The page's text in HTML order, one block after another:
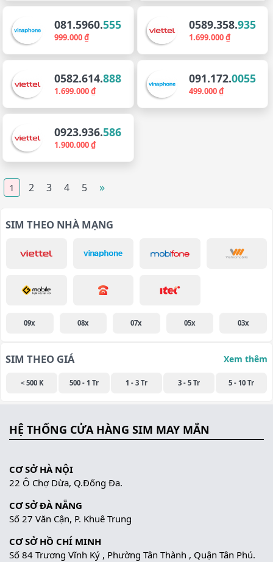
081.5960.555
999.000 ₫
0589.358.935
1.699.000 ₫
0582.614.888
1.699.000 ₫
091.172.0055
499.000 ₫
0923.936.586
1.900.000 ₫
1 2 3 4 5 »
SIM THEO NHÀ MẠNG
09x 08x 07x 05x 03x
SIM THEO GIÁ Xem thêm
< 500 K 500 - 1 Tr 1 - 3 Tr 3 - 5 Tr 5 - 10 Tr
HỆ THỐNG CỬA HÀNG SIM MAY MẮN
CƠ SỞ HÀ NỘI
22 Ô Chợ Dừa, Q.Đống Đa.
CƠ SỞ ĐÀ NẴNG
Số 27 Văn Cận, P. Khuê Trung
CƠ SỞ HỒ CHÍ MINH
Số 84 Trương Vĩnh Ký , Phường Tân Thành , Quận Tân Phú.